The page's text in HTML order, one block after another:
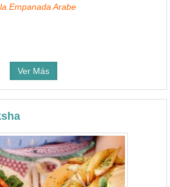
Empanada Arabe
Ver Más